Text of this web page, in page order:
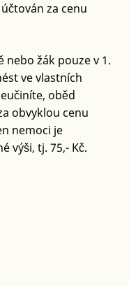
za cenu
žák pouze v 1.
ve vlastních
oběd
obvyklou cenu
nemoci je
výši, tj. 75,- Kč.